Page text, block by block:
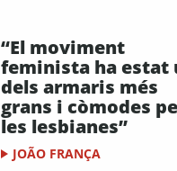
“El moviment
feminista ha estat
dels armaris més
grans i còmodes
les lesbianes”
JOÃO FRANÇA